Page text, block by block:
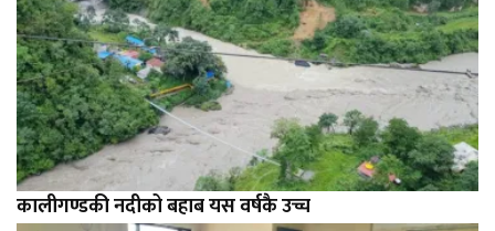
कालीगण्डकी नदीको बहाब यस वर्षकै उच्च